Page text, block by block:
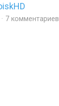
7 комментариев